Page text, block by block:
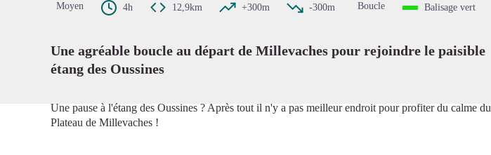
Moyen 4h 12,9km +300m -300m Boucle Balisage vert
Une agréable boucle au départ de Millevaches pour rejoindre le paisible
étang des Oussines
Une pause à l'étang des Oussines ? Après tout il n'y a pas meilleur endroit pour profiter du calme du
Plateau de Millevaches !